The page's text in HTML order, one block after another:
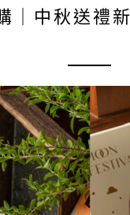
｜中秋送禮